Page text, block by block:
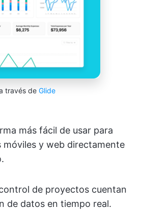
través de Glide
más fácil de usar para
móviles y web directamente
de proyectos cuentan
de datos en tiempo real.